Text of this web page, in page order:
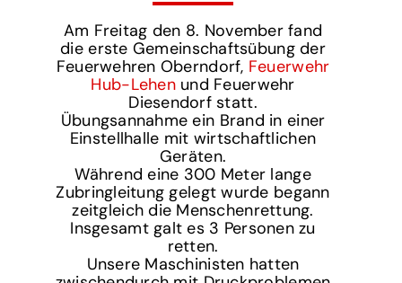
Am Freitag den 8. November fand
die erste Gemeinschaftsübung der
Feuerwehren Oberndorf, Feuerwehr
Hub-Lehenund Feuerwehr
Diesendorf statt.
Übungsannahme ein Brand in einer
Einstellhalle mit wirtschaftlichen
Geräten.
Während eine 300 Meter lange
Zubringleitung gelegt wurde begann
zeitgleich die Menschenrettung.
Insgesamt galt es 3 Personen zu
retten.
Unsere Maschinisten hatten